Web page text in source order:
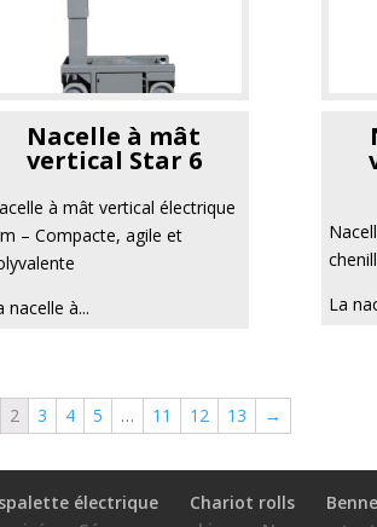
Nacelle à mât
vertical Star 6
à mât vertical électrique
– Compacte, agile et
nacelle à...
La
2 3 4 5 … 11 12 13 →
électrique Chariot rolls